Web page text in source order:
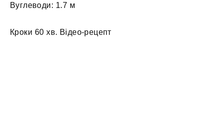
Вуглеводи: 1.7 м
Кроки 60 хв. Відео-рецепт